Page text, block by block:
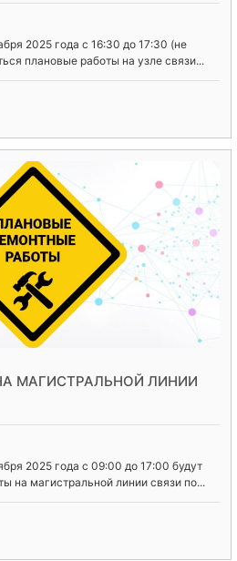
2025 года с 16:30 до 17:30 (не
плановые работы на узле связи...
МАГИСТРАЛЬНОЙ ЛИНИИ
2025 года с 09:00 до 17:00 будут
на магистральной линии связи по...